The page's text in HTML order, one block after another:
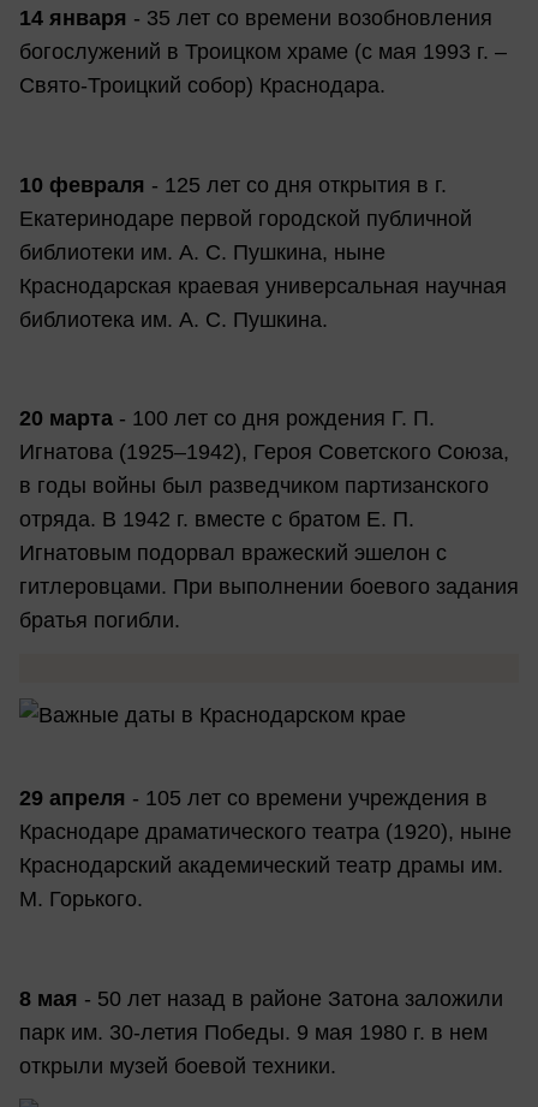
14 января - 35 лет со времени возобновления
богослужений в Троицком храме (с мая 1993 г. –
Свято-Троицкий собор) Краснодара.
10 февраля - 125 лет со дня открытия в г.
Екатеринодаре первой городской публичной
библиотеки им. А. С. Пушкина, ныне
Краснодарская краевая универсальная научная
библиотека им. А. С. Пушкина.
20 марта - 100 лет со дня рождения Г. П.
Игнатова (1925–1942), Героя Советского Союза,
в годы войны был разведчиком партизанского
отряда. В 1942 г. вместе с братом Е. П.
Игнатовым подорвал вражеский эшелон с
гитлеровцами. При выполнении боевого задания
братья погибли.
29 апреля - 105 лет со времени учреждения в
Краснодаре драматического театра (1920), ныне
Краснодарский академический театр драмы им.
М. Горького.
8 мая - 50 лет назад в районе Затона заложили
парк им. 30-летия Победы. 9 мая 1980 г. в нем
открыли музей боевой техники.